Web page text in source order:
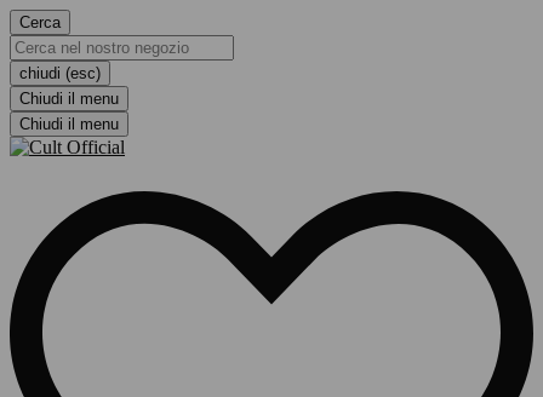
Cerca
chiudi (esc)
Chiudi il menu
Chiudi il menu